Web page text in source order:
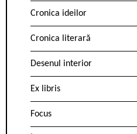
Cronica ideilor
Cronica literară
Desenul interior
Ex libris
Focus